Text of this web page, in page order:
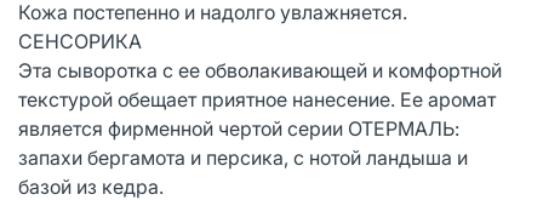
Кожа постепенно и надолго увлажняется.
СЕНСОРИКА
Эта сыворотка с ее обволакивающей и комфортной
текстурой обещает приятное нанесение. Ее аромат
является фирменной чертой серии ОТЕРМАЛЬ:
запахи бергамота и персика, с нотой ландыша и
базой из кедра.